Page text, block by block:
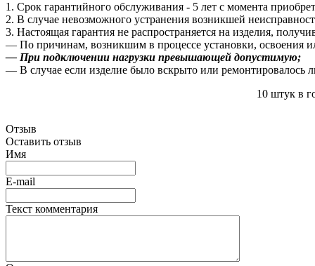
1. Срок гарантийного обслуживания - 5 лет с момента
2. В случае невозможного устранения возникшей
3. Настоящая гарантия не распространяется на изделия,
― По причинам, возникшим в процессе установки, освоения
― При подключении нагрузки превышающей допустимую;
― В случае если изделие было вскрыто или
10 штук в
Отзыв
Оставить отзыв
Имя
E-mail
Текст комментария